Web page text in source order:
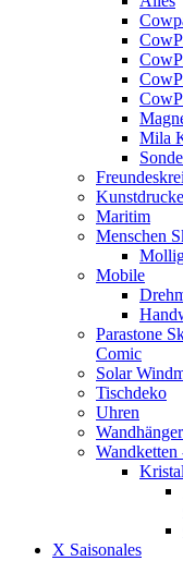
Mila
Maritim
Menschen
Mobile
Parastone
Comic
Solar
Tischdeko
Uhren
Wandketten
X Saisonales